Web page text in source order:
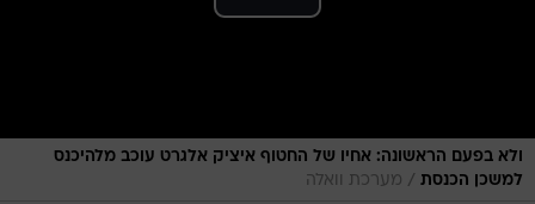
ולא בפעם הראשונה: אחיו של החטוף איציק אלגרט עוכב מלהיכנס
למשכן הכנסת / מערכת וואלה